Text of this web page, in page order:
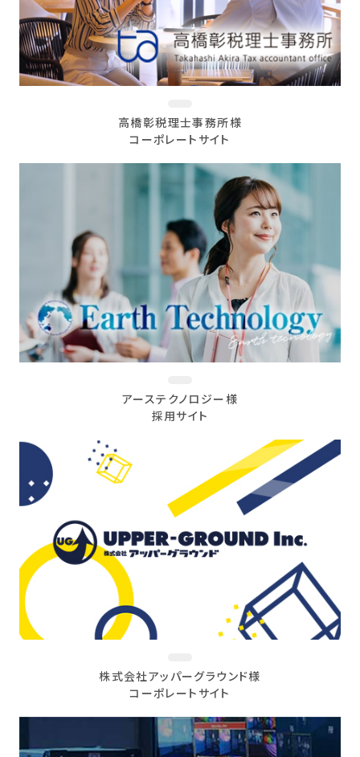
高橋彰税理士事務所様
コーポレートサイト
アーステクノロジー様
採用サイト
株式会社アッパーグラウンド様
コーポレートサイト